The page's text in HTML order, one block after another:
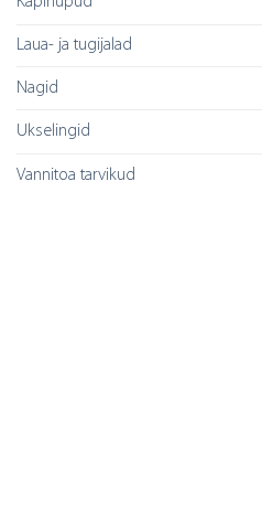
Laua- ja tugijalad
Nagid
Ukselingid
Vannitoa tarvikud